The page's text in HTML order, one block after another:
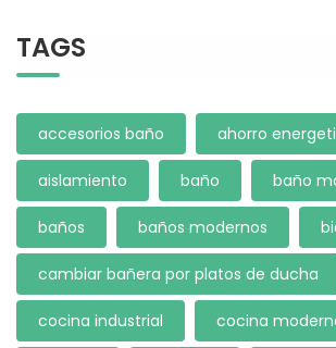
TAGS
accesorios baño ahorro
aislamiento baño baño
baños baños modernos
cambiar bañera por platos de ducha
cocina industrial cocina